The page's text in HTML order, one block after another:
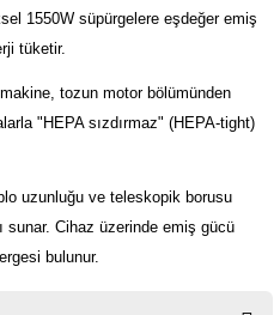
1550W süpürgelere eşdeğer emiş
tüketir.
tozun motor bölümünden
"HEPA sızdırmaz" (HEPA-tight)
uzunluğu ve teleskopik borusu
sunar. Cihaz üzerinde emiş gücü
bulunur.